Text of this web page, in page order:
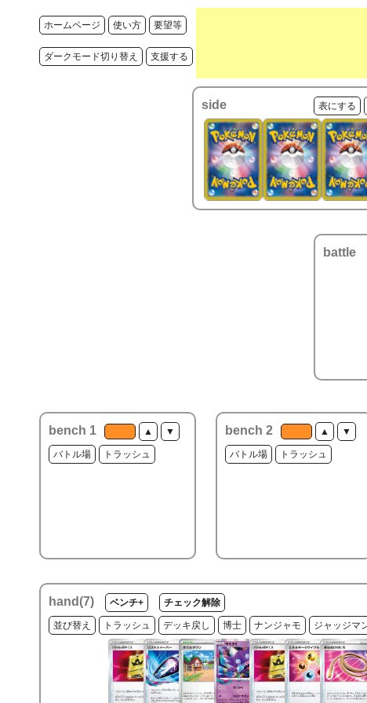
ホームページ 使い方 要望等
ダークモード切り替え 支援する
side 表にする
battle
bench 1 ▲ ▼
バトル場 トラッシュ
bench 2 ▲ ▼
バトル場 トラッシュ
hand(7) ベンチ+ チェック解除
並び替え トラッシュ デッキ戻し 博士 ナンジャモ ジャッジマ